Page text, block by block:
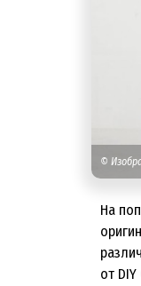
©
На
от